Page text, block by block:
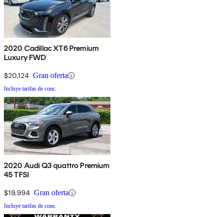
2020 Cadillac XT6 Premium
Luxury FWD
$20,124 Gran oferta
Incluye tarifas de conc.
2020 Audi Q3 quattro Premium
45 TFSI
$19,994 Gran oferta
Incluye tarifas de conc.